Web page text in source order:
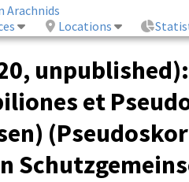
Arachnids
Locations
et